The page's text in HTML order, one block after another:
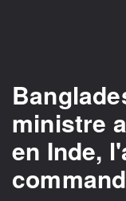
ministre
en Inde,